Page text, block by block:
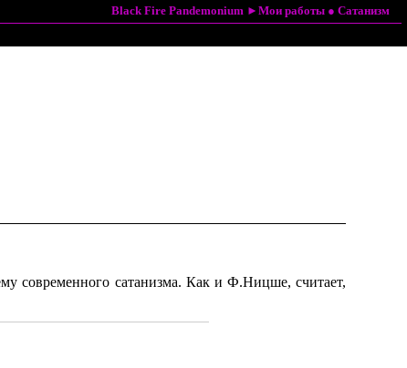
Black Fire Pandemonium ►Мои работы ●Сатанизм
современного сатанизма. Как и Ф.Ницше, считает,